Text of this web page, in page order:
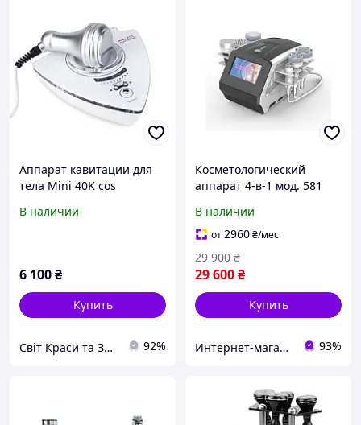
Аппарат кавитации для
тела Mini 40K cos
В наличии
6 100₴
Купить
Світ Краси та Здоровья 92%
Косметологический
аппарат 4-в-1 мод. 581
лифтинга
В наличии
от2960₴/мес
29 600₴
29 900 ₴
Купить
Интернет-магазин "M-Beauty" 93%